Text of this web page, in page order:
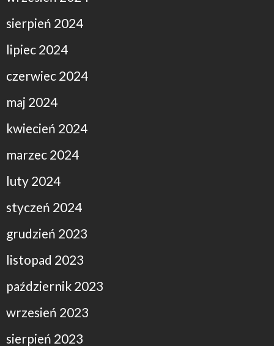
sierpień 2024
lipiec 2024
czerwiec 2024
maj 2024
kwiecień 2024
marzec 2024
luty 2024
styczeń 2024
grudzień 2023
listopad 2023
październik 2023
wrzesień 2023
sierpień 2023